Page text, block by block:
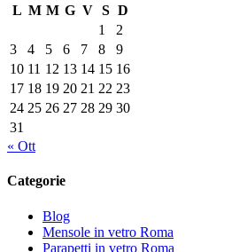
L M M G V S D
1
2
3
4 5 6 7 8
9
10 11 12 13 14 15 16
17 18 19 20 21 22 23
24 25 26 27 28 29 30
31
« Ott
Categorie
Blog
Mensole in vetro Roma
Parapetti in vetro Roma